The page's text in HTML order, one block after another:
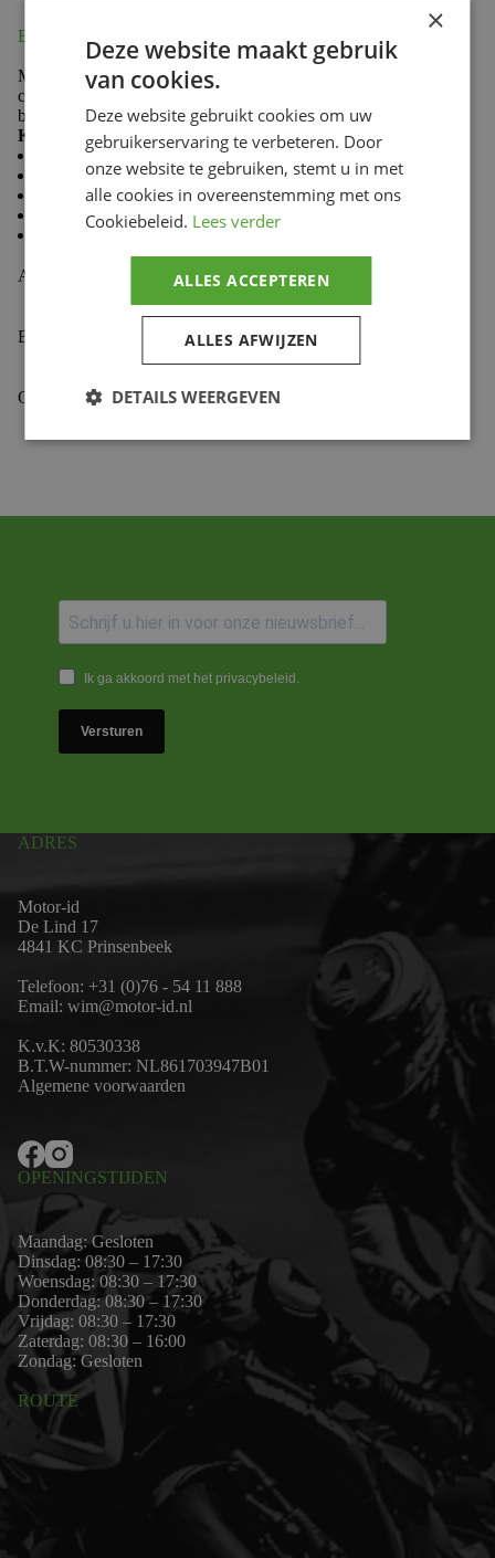
Beschrijving
Made from 100% cotton, Troy Lee Designs T-shirts
combine softness and durability to keep you comfortable
both on the trails and in the paddock.
Key features:
Casual style
Comfortable and durable fabric
Premium fit
Classic crew neck
Aanvullende informatie
Beoordelingen (0)
Gekoppelde Motoren
Ik ga akkoord met het privacybeleid.
Versturen
ADRES
Motor-id
De Lind 17
4841 KC Prinsenbeek
Telefoon: +31 (0)76 - 54 11 888
Email: wim@motor-id.nl
K.v.K: 80530338
B.T.W-nummer: NL861703947B01
Algemene voorwaarden
OPENINGSTIJDEN
Maandag: Gesloten
Dinsdag: 08:30 – 17:30
Woensdag: 08:30 – 17:30
Donderdag: 08:30 – 17:30
Vrijdag: 08:30 – 17:30
Zaterdag: 08:30 – 16:00
Zondag: Gesloten
ROUTE
×
Deze website maakt gebruik
van cookies.
Deze website gebruikt cookies om uw
gebruikerservaring te verbeteren. Door
onze website te gebruiken, stemt u in met
alle cookies in overeenstemming met ons
Cookiebeleid. Lees verder
ALLES ACCEPTEREN
ALLES AFWIJZEN
DETAILS WEERGEVEN